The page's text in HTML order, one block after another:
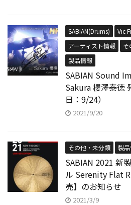
SABIAN(Drums) Vic
アーティスト情報
そ
製品情報
SABIAN Sound
Sakura 櫻澤泰徳
日：9/24）
2021/9/20
その他・未分類 製
SABIAN 2021 新
ル Serenity Flat
売】のお知らせ
2021/3/9